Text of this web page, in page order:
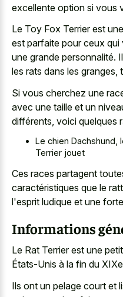
excellente option si vous
Le Toy Fox Terrier est
est parfaite pour ceux
une grande personnalité.
les rats dans les granges,
Si vous cherchez une
avec une taille et un
différents, voici quelques
Le chien Dachshund,
Terrier jouet
Ces races partagent
caractéristiques que le
l'esprit ludique et une
Informations
Le Rat Terrier est une
États-Unis à la fin du
Ils ont un pelage court et